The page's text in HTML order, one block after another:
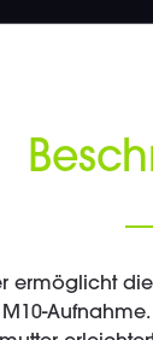
ermöglicht